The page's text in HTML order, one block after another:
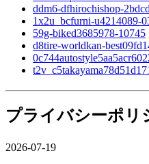
ddm6-dfhirochishop-
1x2u_bcfurni-u4214089-
59g-biked3685978-10745
d8tire-worldkan-
プライバシーポリ
2026-07-19